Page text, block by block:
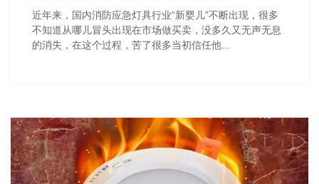
近年来，国内消防应急灯具行业“新婴儿”不断出现，很多
不知道从哪儿冒头出现在市场做买卖，没多久又无声无息
的消失，在这个过程，苦了很多当初信任他...